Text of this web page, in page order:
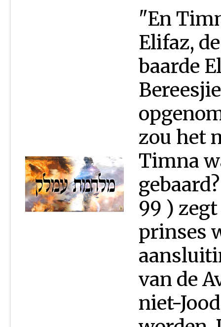
"En
Elifaz,
baarde
zou het
Timna
99 )
prinses
van de
niet-